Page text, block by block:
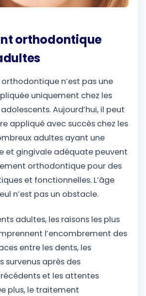
orthodontique
n’est pas une
uniquement chez les
Aujourd’hui, il peut
appliqué avec succès chez les
adultes ayant une
et gingivale adéquate peuvent
orthodontique pour des
et fonctionnelles. L’âge
n’est pas un obstacle.
adultes, les raisons les plus
l’encombrement des
entre les dents, les
survenus après des
et les attentes
plus, le traitement